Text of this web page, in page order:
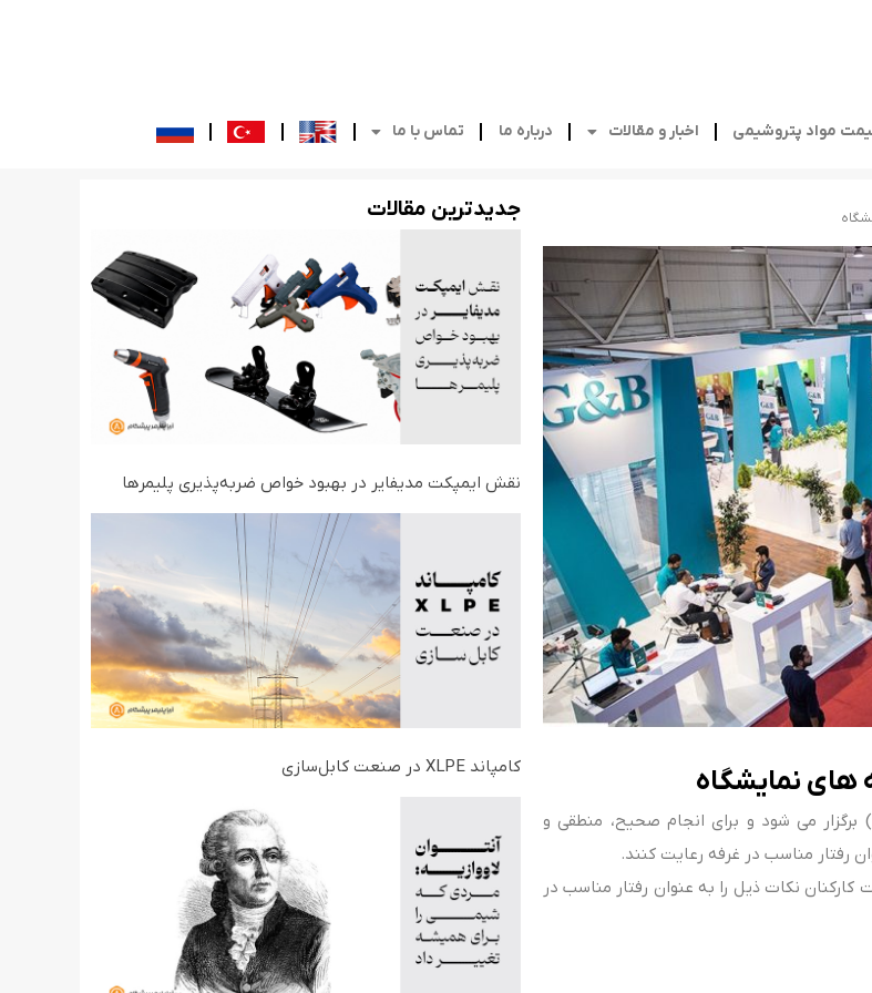
مواد پتروشیمی اخبار و مقالات درباره ما تماس با ما
سیزدهمین نمایشگاه ایران پلاست از 31 شهریور تا 3 مهرماه امسال (1398) برگزار می شود و برای انجام صحیح، منطقی و
رفتار مناسب در غرفه رعایت کنند.
نکات ذیل را به عنوان رفتار مناسب در
جدید‌ترین مقالات
نقش ایمپکت مدیفایر در بهبود خواص ضربه‌پذیری پلیمرها
کامپاند XLPE در صنعت کابل‌سازی